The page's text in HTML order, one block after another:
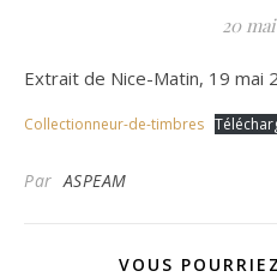
20
Extrait de Nice-Matin, 19 mai
Collectionneur-de-timbres
ParASPEAM
VOUS